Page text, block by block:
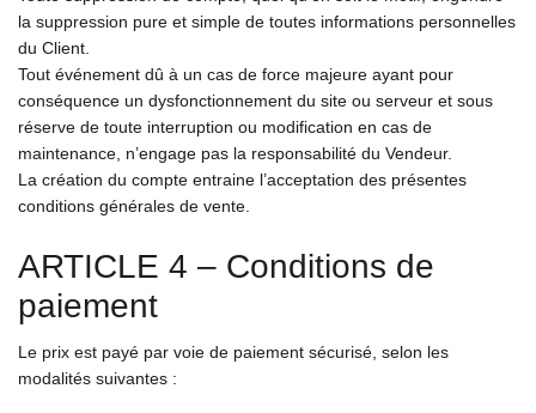
la suppression pure et simple de toutes informations personnelles
du Client.
Tout événement dû à un cas de force majeure ayant pour
conséquence un dysfonctionnement du site ou serveur et sous
réserve de toute interruption ou modification en cas de
maintenance, n’engage pas la responsabilité du Vendeur.
La création du compte entraine l’acceptation des présentes
conditions générales de vente.
ARTICLE 4 – Conditions de
paiement
Le prix est payé par voie de paiement sécurisé, selon les
modalités suivantes :